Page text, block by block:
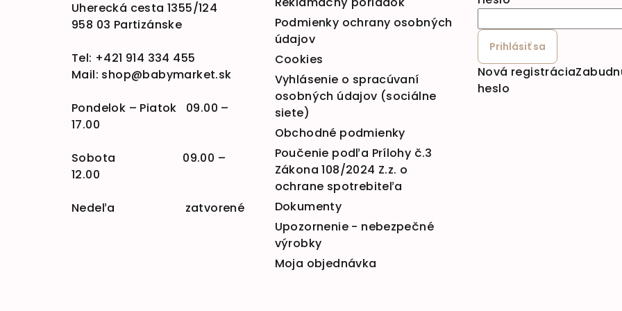
Uherecká cesta 1355/124
958 03 Partizánske
Tel: +421 914 334 455
Mail: shop@babymarket.sk
Pondelok – Piatok 09.00 –
17.00
Sobota 09.00 –
12.00
Nedeľa zatvorené
Podmienky ochrany osobných
údajov
Cookies
Vyhlásenie o spracúvaní
osobných údajov (sociálne
siete)
Obchodné podmienky
Poučenie podľa Prílohy č.3
Zákona 108/2024 Z.z. o
ochrane spotrebiteľa
Dokumenty
Upozornenie - nebezpečné
výrobky
Moja objednávka
Prihlásiť sa
Nová registrácia
heslo